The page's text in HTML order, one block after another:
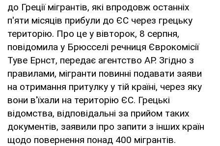
до Греції мігрантів, які впродовж останніх
п'яти місяців прибули до ЄС через грецьку
територію. Про це у вівторок, 8 серпня,
повідомила у Брюсселі речниця Єврокомісії
Туве Ернст, передає агентство AP. Згідно з
правилами, мігранти повинні подавати заяви
на отримання притулку у тій країні, через яку
вони в'їхали на територію ЄС. Грецькі
відомства, відповідальні за прийом таких
документів, заявили про запити з інших країн
щодо повернення понад 400 мігрантів.